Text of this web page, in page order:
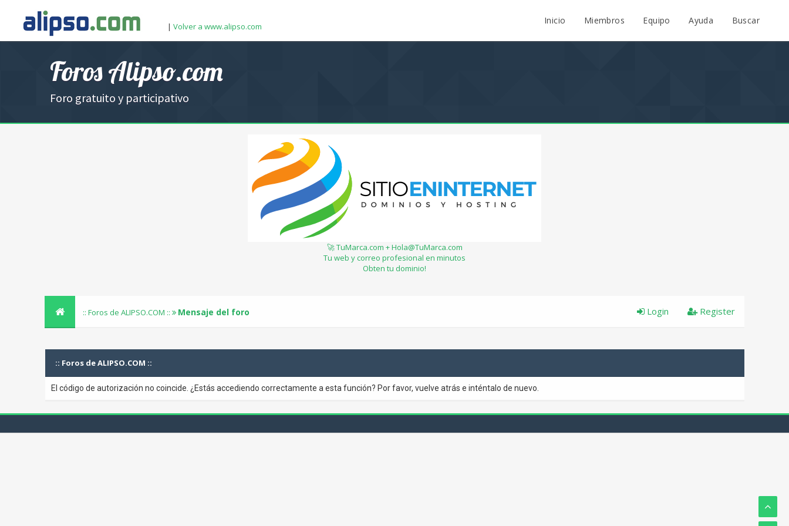
| Volver a www.alipso.com
Inicio Miembros Equipo Ayuda Buscar
Foros Alipso.com
Foro gratuito y participativo
🚀 TuMarca.com + Hola@TuMarca.com
Tu web y correo profesional en minutos
Obten tu dominio!
:: Foros de ALIPSO.COM :: Mensaje del foro Register
Login
:: Foros de ALIPSO.COM ::
El código de autorización no coincide. ¿Estás accediendo correctamente a esta función? Por favor, vuelve atrás e inténtalo de nuevo.